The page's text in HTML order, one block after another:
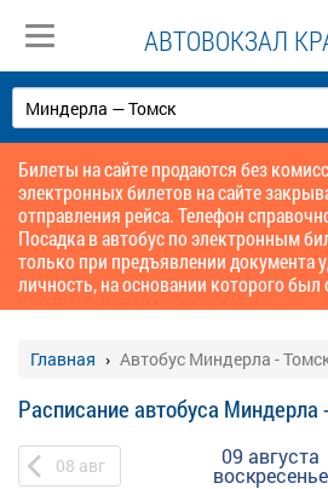
АВТОВОКЗАЛ
Билеты на сайте продаются без
электронных билетов на сайте
отправления рейса. Телефон
Посадка в автобус по электронным
только при предъявлении документа
личность, на основании которого
Главная Автобус Миндерла -
Расписание автобуса Миндерла
08 авг 09 августа
воскресенье